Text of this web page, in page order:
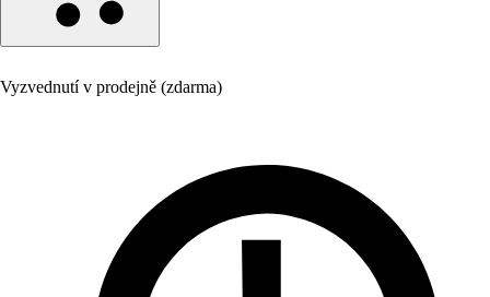
Vyzvednutí v prodejně (zdarma)